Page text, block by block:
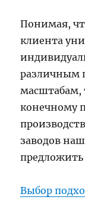
Понимая,
клиента
различным
масштабам,
конечному
заводов
Выбор